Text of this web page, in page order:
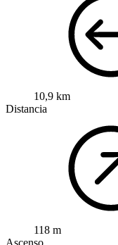
10,9 km
Distancia
118 m
Ascenso